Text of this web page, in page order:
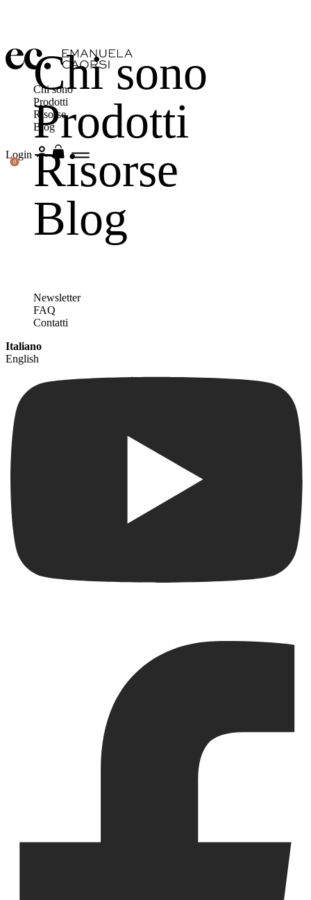
Chi sono
Prodotti
Risorse
Blog
Login
0
Chi sono
Prodotti
Risorse
Blog
Newsletter
FAQ
Contatti
Italiano
English